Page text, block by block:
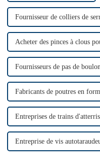
Fournisseur de colliers de
Acheter des pinces à clous
Fournisseurs de pas de boulon
Fabricants de poutres en
Entreprises de trains
Entreprise de vis